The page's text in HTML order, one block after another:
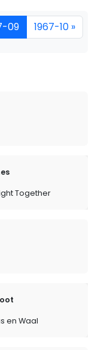
09 1967-10 »
Together
en Waal